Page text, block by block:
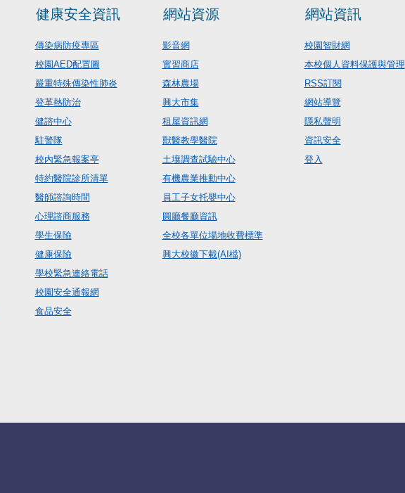
健康安全資訊
傳染病防疫專區
校園AED配置圖
嚴重特殊傳染性肺炎
登革熱防治
健諮中心
駐警隊
校內緊急報案亭
特約醫院診所清單
醫師諮詢時間
心理諮商服務
學生保險
健康保險
學校緊急連絡電話
校園安全通報網
食品安全
網站資源
影音網
實習商店
森林農場
興大市集
租屋資訊網
獸醫教學醫院
土壤調查試驗中心
有機農業推動中心
員工子女托嬰中心
圓廳餐廳資訊
全校各單位場地收費標準
興大校徽下載(AI檔)
網站資訊
校園智財網
本校個人資料保護與管理
RSS訂閱
網站導覽
隱私聲明
資訊安全
登入